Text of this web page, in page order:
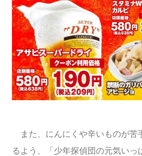
また、にんにくや辛いものが苦
るよう、「少年探偵団の元気い